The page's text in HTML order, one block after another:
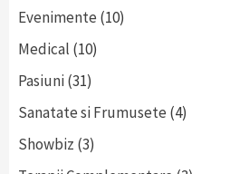
Evenimente (10)
Medical (10)
Pasiuni(31)
Sanatate si Frumusete (4)
Showbiz (3)